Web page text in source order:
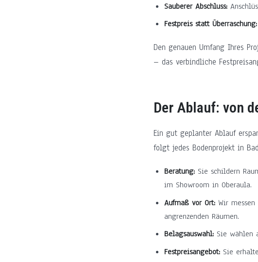
Sauberer Abschluss:
Festpreis statt Überraschung:
Den genauen Umfang Ihres
– das verbindliche
Der Ablauf: von
Ein gut geplanter Ablauf
folgt jedes Bodenprojekt in
Beratung:Sie schildern
im Showroom in Oberaula.
Aufmaß vor Ort:Wir messen
angrenzenden Räumen.
Belagsauswahl:Sie wählen
Festpreisangebot:Sie